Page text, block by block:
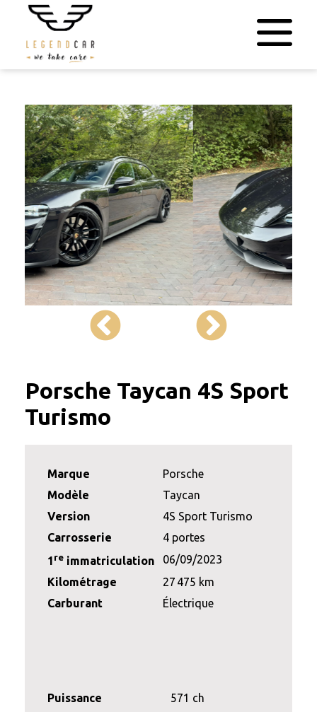
Porsche Taycan 4S Sport
Turismo
Marque
Porsche
Modèle
Taycan
Version
4S Sport Turismo
Carrosserie
4 portes
1 re immatriculation
06/09/2023
Kilométrage
27 475 km
Carburant
Électrique
Puissance
571 ch